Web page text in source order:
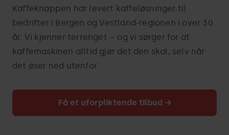
Kaffeknappen har levert kaffeløsninger til
bedrifter i Bergen og Vestland-regionen i over 30
år. Vi kjenner terrenget – og vi sørger for at
kaffemaskinen alltid gjør det den skal, selv når
det øser ned utenfor.
Få et uforpliktende tilbud →